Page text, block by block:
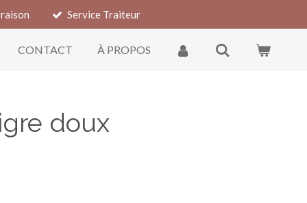
Service Traiteur
CONTACT À PROPOS
doux